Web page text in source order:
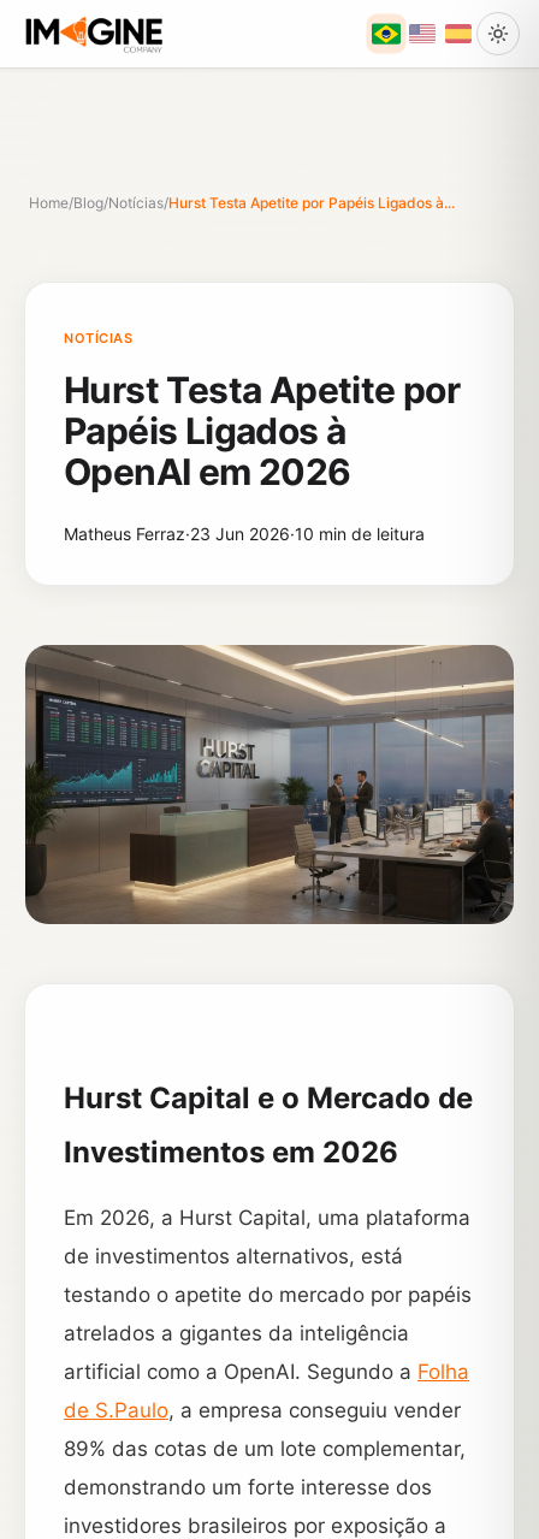
Home/Blog/Notícias/Hurst Testa Apetite por Papéis Ligados à...
NOTÍCIAS
Hurst Testa Apetite por
Papéis Ligados à
OpenAI em 2026
Matheus Ferraz·23 Jun 2026·10 min de leitura
Hurst Capital e o Mercado de
Investimentos em 2026
Em 2026, a Hurst Capital, uma plataforma
de investimentos alternativos, está
testando o apetite do mercado por papéis
atrelados a gigantes da inteligência
artificial como a OpenAI. Segundo a Folha
de S.Paulo, a empresa conseguiu vender
89% das cotas de um lote complementar,
demonstrando um forte interesse dos
investidores brasileiros por exposição a